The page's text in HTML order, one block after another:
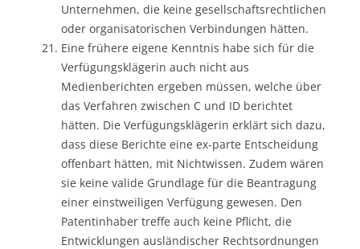
Unternehmen, die keine gesellschaftsrechtlichen
oder organisatorischen Verbindungen hätten.
Eine frühere eigene Kenntnis habe sich für die
Verfügungsklägerin auch nicht aus
Medienberichten ergeben müssen, welche über
das Verfahren zwischen C und ID berichtet
hätten. Die Verfügungsklägerin erklärt sich dazu,
dass diese Berichte eine ex-parte Entscheidung
offenbart hätten, mit Nichtwissen. Zudem wären
sie keine valide Grundlage für die Beantragung
einer einstweiligen Verfügung gewesen. Den
Patentinhaber treffe auch keine Pflicht, die
Entwicklungen ausländischer Rechtsordnungen